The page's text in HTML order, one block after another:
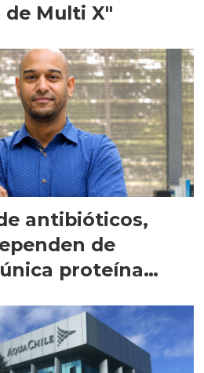
Multi X"
antibióticos,
de
proteína